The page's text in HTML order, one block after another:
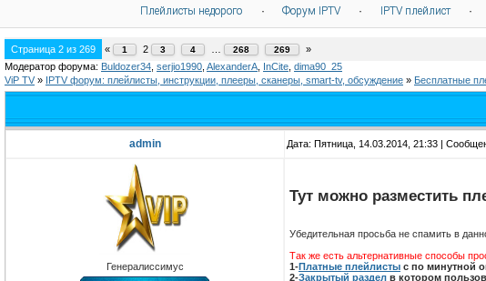
Плейлисты недорого · Форум IPTV · IPTV плейлист ·
Страница 2 из 269 « 1 2 3 4 268 269
»
Модератор форума: Buldozer34 serjio1990 AlexanderA InCite dima90_25
ViP TV » IPTV форум: плейлисты, инструкции, плееры, сканеры, smart-tv, обсуждение » Бесплатные
admin Дата: Пятница, 14.03.2014, 21:33 |
Генералиссимус
Тут можно разместить
Убедительная просьба не спамить в
Так же есть альтернативные способы
1-Платные плейлисты с по минутной
2-Закрытый раздел в котором